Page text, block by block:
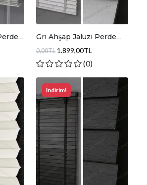
Gri Ahşap Jaluzi Perde
0,00TL 1.899,00TL
(0)
İndirim!